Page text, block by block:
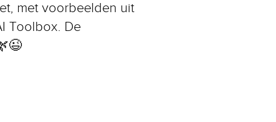
met voorbeelden uit
Toolbox. De